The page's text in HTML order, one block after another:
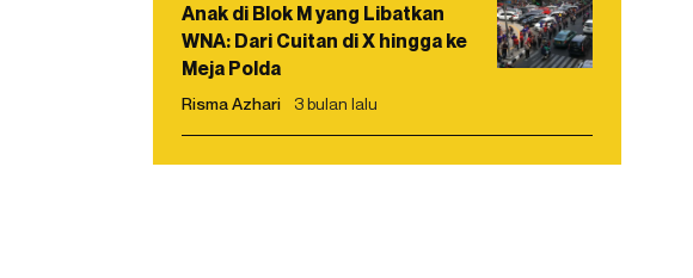
Anak di Blok M yang Libatkan
WNA: Dari Cuitan di X hingga ke
Meja Polda
Risma Azhari 3 bulan lalu